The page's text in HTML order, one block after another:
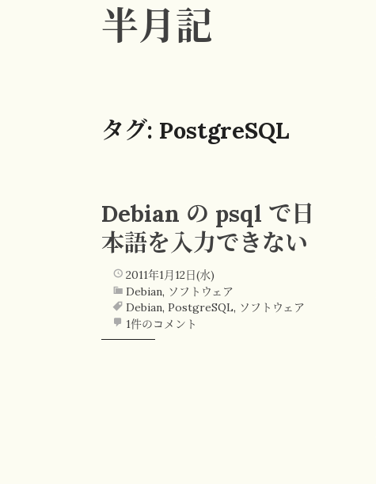
半月記
タグ: PostgreSQL
Debian の psql で日
本語を入力できない
2011年1月12日(水)
Debian, ソフトウェア
Debian, PostgreSQL, ソフトウェア
1件のコメント